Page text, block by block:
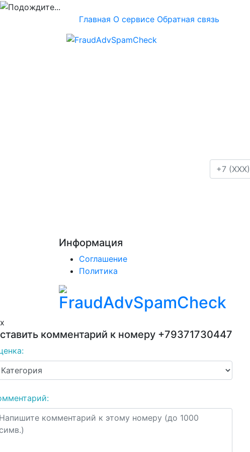
Главная О сервисе Обратная связь
Информация
Соглашение
Политика
x
комментарий к номеру +79371730447